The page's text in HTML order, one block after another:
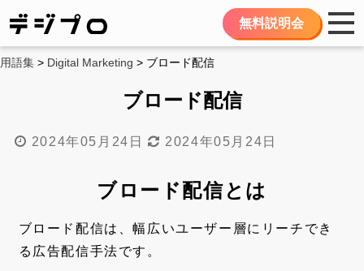
無料説明会
用語集 > Digital Marketing > ブロード配信
ブロード配信
2024年05月24日 2024年05月24日
ブロード配信とは
ブロード配信は、幅広いユーザー層にリーチでき
る広告配信手法です。